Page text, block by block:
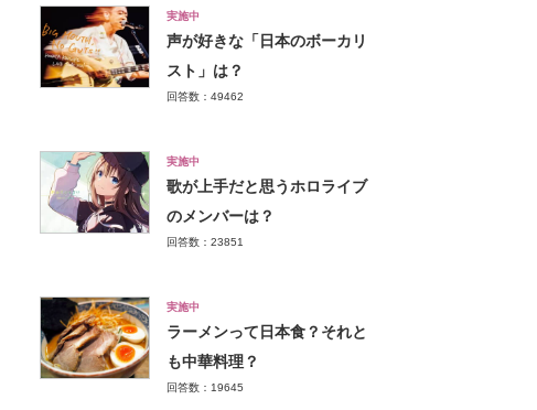
実施中
声が好きな「日本のボーカリ
スト」は？
回答数：49462
実施中
歌が上手だと思うホロライブ
のメンバーは？
回答数：23851
実施中
ラーメンって日本食？それと
も中華料理？
回答数：19645